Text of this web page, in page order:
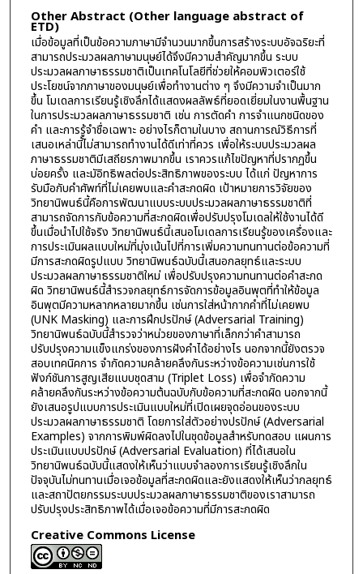
Other Abstract (Other language abstract of
ETD)
เมื่อข้อมูลที่เป็นข้อความภาษามีจำนวนมากขึ้นการสร้างระบบอัจฉริยะที่
สามารถประมวลผลภาษามนุษย์ได้จึงมีความสำคัญมากขึ้น ระบบ
ประมวลผลภาษาธรรมชาติเป็นเทคโนโลยีที่ช่วยให้คอมพิวเตอร์ใช้
ประโยชน์จากภาษาของมนุษย์เพื่อทำงานต่าง ๆ จึงมีความจำเป็นมาก
ขึ้น โมเดลการเรียนรู้เชิงลึกได้แสดงผลลัพธ์ที่ยอดเยี่ยมในงานพื้นฐาน
ในการประมวลผลภาษาธรรมชาติ เช่น การตัดคำ การจำแนกชนิดของ
คำ และการรู้จำชื่อเฉพาะ อย่างไรก็ตามในบาง สถานการณ์วิธีการที่
เสนอเหล่านี้ไม่สามารถทำงานได้ดีเท่าที่ควร เพื่อให้ระบบประมวลผล
ภาษาธรรมชาติมีเสถียรภาพมากขึ้น เราควรแก้ไขปัญหาที่ปรากฏขึ้น
บ่อยครั้ง และมัอิทธิพลต่อประสิทธิภาพของระบบ ได้แก่ ปัญหาการ
รับมือกับคำศัพท์ที่ไม่เคยพบและคำสะกดผิด เป้าหมายการวิจัยของ
วิทยานิพนธ์นี้คือการพัฒนาแบบระบบประมวลผลภาษาธรรมชาติที่
สามารถจัดการกับข้อความที่สะกดผิดเพื่อปรับปรุงโมเดลให้ใช้งานได้ดี
ขึ้นเมื่อนำไปใช้จริง วิทยานิพนธ์นี้เสนอโมเดลการเรียนรู้ของเครื่องและ
การประเมินผลแบบใหม่ที่มุ่งเน้นไปที่การเพิ่มความทนทานต่อข้อความที่
มีการสะกดผิดรูปแบบ วิทยานิพนธ์ฉบับนี้เสนอกลยุทธ์และระบบ
ประมวลผลภาษาธรรมชาติใหม่ เพื่อปรับปรุงความทนทานต่อคำสะกด
ผิด วิทยานิพนธ์นี้สำรวจกลยุทธ์การจัดการข้อมูลอินพุตที่ทำให้ข้อมูล
อินพุตมีความหลากหลายมากขึ้น เช่นการใส่หน้ากากคำที่ไม่เคยพบ
(UNK Masking) และการฝึกปรปักษ์ (Adversarial Training)
วิทยานิพนธ์ฉบับนี้สำรวจว่าหน่วยของภาษาที่เล็กกว่าคำสามารถ
ปรับปรุงความแข็งแกร่งของการฝังคำได้อย่างไร นอกจากนี้ยังตรวจ
สอบเทคนิคการ จำกัดความคล้ายคลึงกันระหว่างข้อความเช่นการใช้
ฟังก์ชันการสูญเสียแบบชุดสาม (Triplet Loss) เพื่อจำกัดความ
คล้ายคลึงกันระหว่างข้อความต้นฉบับกับข้อความที่สะกดผิด นอกจากนี้
ยังเสนอรูปแบบการประเมินแบบใหม่ที่เปิดเผยจุดอ่อนของระบบ
ประมวลผลภาษาธรรมชาติ โดยการใส่ตัวอย่างปรปักษ์ (Adversarial
Examples) จากการพิมพ์ผิดลงไปในชุดข้อมูลสำหรับทดสอบ แผนการ
ประเมินแบบปรปักษ์ (Adversarial Evaluation) ที่ได้เสนอใน
วิทยานิพนธ์ฉบับนี้แสดงให้เห็นว่าแบบจำลองการเรียนรู้เชิงลึกใน
ปัจจุบันไม่ทนทานเมื่อเจอข้อมูลที่สะกดผิดและยังแสดงให้เห็นว่ากลยุทธ์
และสถาปัตยกรรมระบบประมวลผลภาษาธรรมชาติของเราสามารถ
ปรับปรุงประสิทธิภาพได้เมื่อเจอข้อความที่มีการสะกดผิด
Creative Commons License